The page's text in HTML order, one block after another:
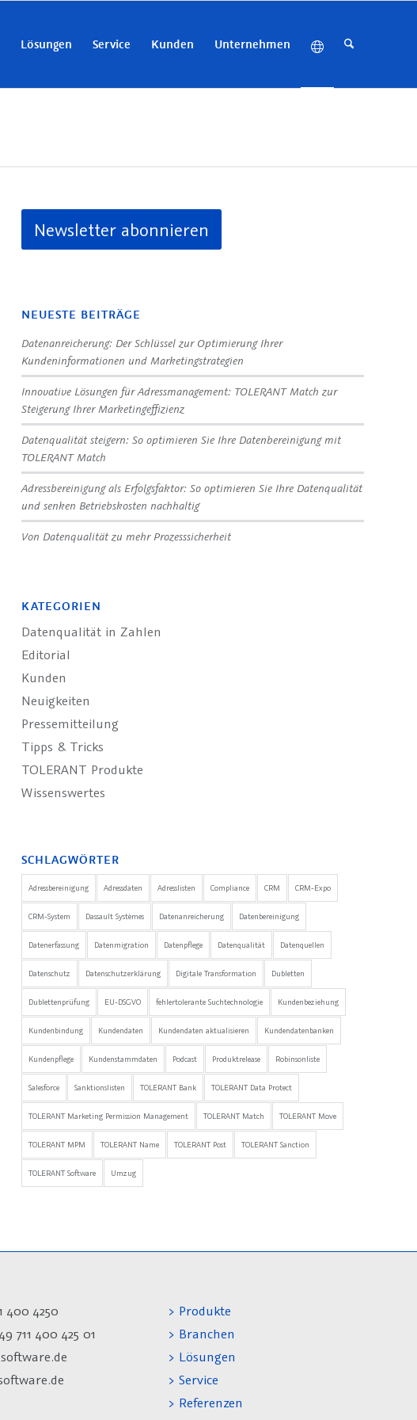
Lösungen Service Kunden Unternehmen
Newsletter abonnieren
NEUESTE BEITRÄGE
Datenanreicherung: Der Schlüssel zur Optimierung Ihrer
Kundeninformationen und Marketingstrategien
Innovative Lösungen für Adressmanagement: TOLERANT Match zur
Steigerung Ihrer Marketingeffizienz
Datenqualität steigern: So optimieren Sie Ihre Datenbereinigung mit
TOLERANT Match
Adressbereinigung als Erfolgsfaktor: So optimieren Sie Ihre Datenqualität
und senken Betriebskosten nachhaltig
Von Datenqualität zu mehr Prozesssicherheit
KATEGORIEN
Datenqualität in Zahlen
Editorial
Kunden
Neuigkeiten
Pressemitteilung
Tipps & Tricks
TOLERANT Produkte
Wissenswertes
SCHLAGWÖRTER
Adressbereinigung Adressdaten Adresslisten Compliance CRM CRM-Expo
CRM-System Dassault Systèmes Datenanreicherung Datenbereinigung
Datenerfassung Datenmigration Datenpflege Datenqualität Datenquellen
Datenschutz Datenschutzerklärung Digitale Transformation Dubletten
Dublettenprüfung EU-DSGVO fehlertolerante Suchtechnologie Kundenbeziehung
Kundenbindung Kundendaten Kundendaten aktualisieren Kundendatenbanken
Kundenpflege Kundenstammdaten Podcast Produktrelease Robinsonliste
Salesforce Sanktionslisten TOLERANT Bank TOLERANT Data Protect
TOLERANT Marketing Permission Management TOLERANT Match TOLERANT Move
TOLERANT MPM TOLERANT Name TOLERANT Post TOLERANT Sanction
TOLERANT Software Umzug
400 4250
711 400 425 01
> Produkte
> Branchen
> Lösungen
> Service
> Referenzen